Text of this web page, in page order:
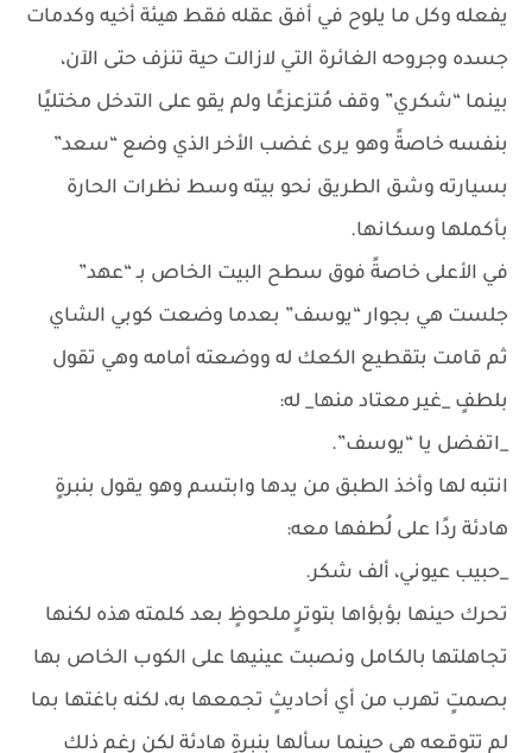
يفعله وكل ما يلوح في أفق عقله فقط هيئة أخيه وكدمات
جسده وجروحه الغائرة التي لازالت حية تنزف حتى الآن،
بينما “شكري” وقف مُتزعزعًا ولم يقو على التدخل مختليًا
بنفسه خاصةً وهو يرى غضب الأخر الذي وضع “سعد”
بسيارته وشق الطريق نحو بيته وسط نظرات الحارة
بأكملها وسكانها.
في الأعلى خاصةً فوق سطح البيت الخاص بـ “عهد”
جلست هي بجوار “يوسف” بعدما وضعت كوبي الشاي
ثم قامت بتقطيع الكعك له ووضعته أمامه وهي تقول
بلطفٍ _غير معتاد منها_ له:
_اتفضل يا “يوسف”.
انتبه لها وأخذ الطبق من يدها وابتسم وهو يقول بنبرةٍ
هادئة ردًا على لُطفها معه:
_حبيب عيوني، ألف شكر.
تحرك حينها بؤبؤاها بتوترٍ ملحوظٍ بعد كلمته هذه لكنها
تجاهلتها بالكامل ونصبت عينيها على الكوب الخاص بها
بصمتٍ تهرب من أي أحاديثٍ تجمعها به، لكنه باغتها بما
لم تتوقعه هي حينما سألها بنبرةٍ هادئة لكن رغم ذلك